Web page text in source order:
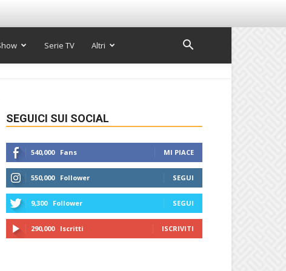
Serie TV Altri
SEGUICI SUI SOCIAL
540,000 Fans MI PIACE
550,000 Follower SEGUI
9,300 Follower SEGUI
290,000 Iscritti ISCRIVITI